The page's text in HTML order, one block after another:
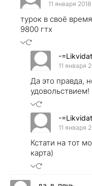
11 января
турок в своё
9800 гтх
-
11 января
Да это правда,
удовольствием!
-
11 января
Кстати на тот
карта)